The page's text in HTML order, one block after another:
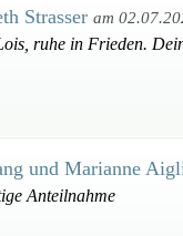
Strasser am
ruhe in Frieden.
und Marianne
Anteilnahme